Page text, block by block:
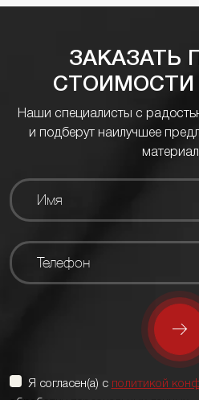
ЗАКАЗАТЬ
СТОИМОСТИ
Наши специалисты с
и подберут наилучшее
Я согласен(а) с политикой